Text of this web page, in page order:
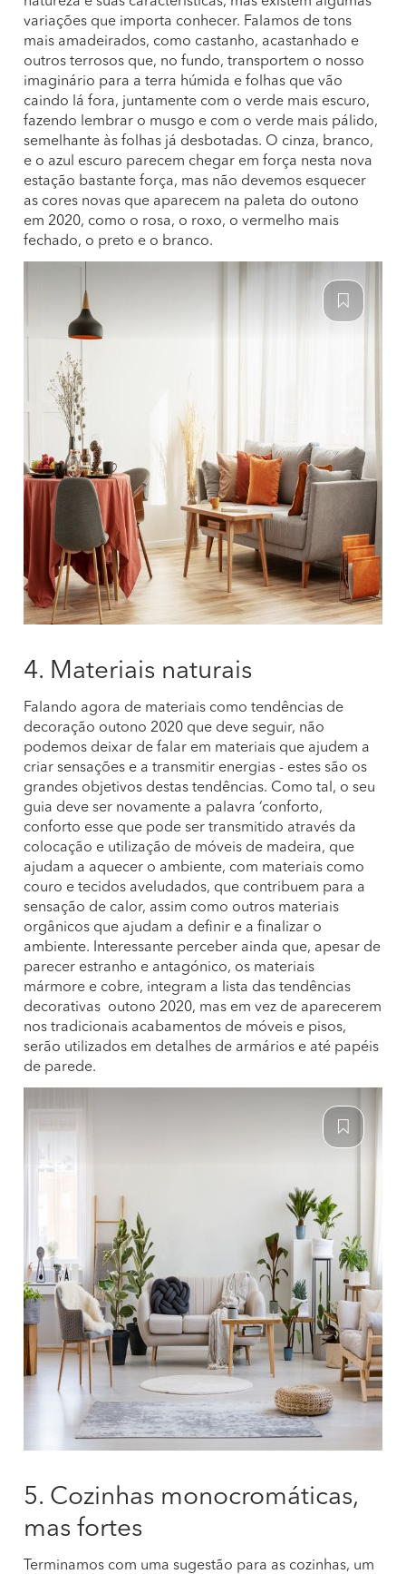
variações que importa conhecer. Falamos de tons
mais amadeirados, como castanho, acastanhado e
outros terrosos que, no fundo, transportem o nosso
imaginário para a terra húmida e folhas que vão
caindo lá fora, juntamente com o verde mais escuro,
fazendo lembrar o musgo e com o verde mais pálido,
semelhante às folhas já desbotadas. O cinza, branco,
e o azul escuro parecem chegar em força nesta nova
estação bastante força, mas não devemos esquecer
as cores novas que aparecem na paleta do outono
em 2020, como o rosa, o roxo, o vermelho mais
fechado, o preto e o branco.
4. Materiais naturais
Falando agora de materiais como tendências de
decoração outono 2020 que deve seguir, não
podemos deixar de falar em materiais que ajudem a
criar sensações e a transmitir energias - estes são os
grandes objetivos destas tendências. Como tal, o seu
guia deve ser novamente a palavra ‘conforto,
conforto esse que pode ser transmitido através da
colocação e utilização de móveis de madeira, que
ajudam a aquecer o ambiente, com materiais como
couro e tecidos aveludados, que contribuem para a
sensação de calor, assim como outros materiais
orgânicos que ajudam a definir e a finalizar o
ambiente. Interessante perceber ainda que, apesar de
parecer estranho e antagónico, os materiais
mármore e cobre, integram a lista das tendências
decorativas outono 2020, mas em vez de aparecerem
nos tradicionais acabamentos de móveis e pisos,
serão utilizados em detalhes de armários e até papéis
de parede.
5. Cozinhas monocromáticas,
mas fortes
Terminamos com uma sugestão para as cozinhas, um